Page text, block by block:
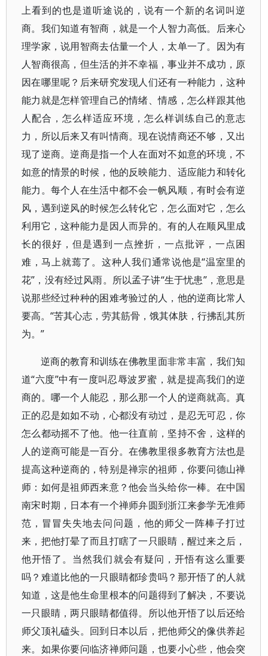
上看到的也是道听途说的，说有一个新的名词叫逆
商。我们知道有智商，就是一个人智力高低。后来心
理学家，说用智商去估量一个人，太单一了。因为有
人智商很高，但生活的并不幸福，事业并不成功，原
因在哪里呢？后来研究发现人们还有一种能力，这种
能力就是怎样管理自己的情绪、情感，怎么样跟其他
人配合，怎么样适应环境，怎么样训练自己的意志
力，所以后来又有叫情商。现在说情商还不够，又出
现了逆商。逆商是指一个人在面对不如意的环境，不
如意的情景的时候，他的反映能力、适应能力和转化
能力。每个人在生活中都不会一帆风顺，有时会有逆
风，遇到逆风的时候怎么转化它，怎么面对它，怎么
利用它，这种能力是因人而异的。有的人在顺风里成
长的很好，但是遇到一点挫折，一点批评，一点困
难，马上就蔫了。这种人我们通常说他是“温室里的
花”，没有经过风雨。所以孟子讲“生于忧患”，意思是
说那些经过种种的困难考验过的人，他的逆商比常人
要高。“苦其心志，劳其筋骨，饿其体肤，行拂乱其所
为。”
逆商的教育和训练在佛教里面非常丰富，我们知
道“六度”中有一度叫忍辱波罗蜜，就是提高我们的逆
商的。哪一个人能忍，那么那一个人的逆商就高。真
正的忍是如如不动，心都没有动过，是忍无可忍，你
怎么都动摇不了他。他一往直前，坚持不舍，这样的
人的逆商可能是一百分。在佛教里很多教育方法也是
提高这种逆商的，特别是禅宗的祖师，你要问德山禅
师：如何是祖师西来意？他会当头给你一棒。在中国
南宋时期，日本有一个禅师弁圆到浙江来参学无准师
范，冒冒失失地去问问题，他的师父一阵棒子打过
来，把他打晕了而且打瞎了一只眼睛，醒过来之后，
他开悟了。当然我们就会有疑问，开悟有这么重要
吗？难道比他的一只眼睛都珍贵吗？那开悟了的人就
知道，这是他生命里根本的问题得到了解决，不要说
一只眼睛，两只眼睛都值得。所以他开悟了以后还给
师父顶礼磕头。回到日本以后，把他师父的像供养起
来。如果你要问临济禅师问题，也要小心些，他会突